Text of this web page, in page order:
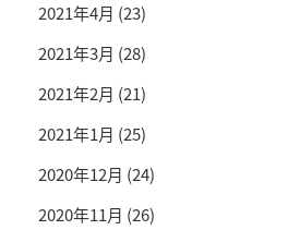
2021年4月 (23)
2021年3月 (28)
2021年2月 (21)
2021年1月 (25)
2020年12月 (24)
2020年11月 (26)